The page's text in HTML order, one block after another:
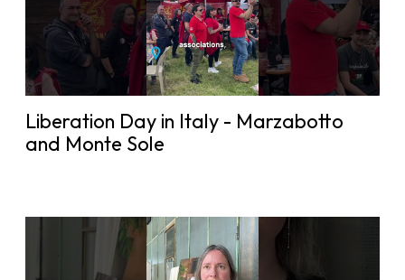
Liberation Day in Italy - Marzabotto
and Monte Sole